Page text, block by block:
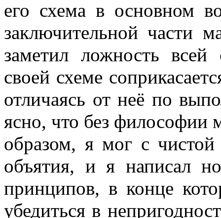
его схема в ос­новном
заключительной части
заметил ложность
своей схеме
отличаясь от неё по
ясно, что без философии
обра­зом, я мог с чистой
объятия, и я написал
принципов, в конце
убедиться в